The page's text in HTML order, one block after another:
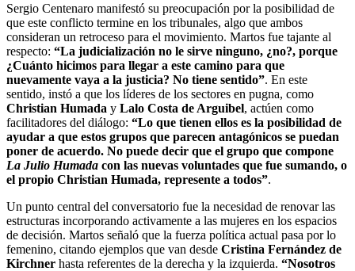
Sergio Centenaro manifestó su preocupación por la posibilidad de
que este conflicto termine en los tribunales, algo que ambos
consideran un retroceso para el movimiento. Martos fue tajante al
respecto: “La judicialización no le sirve ninguno, ¿no?, porque
¿Cuánto hicimos para llegar a este camino para que
nuevamente vaya a la justicia? No tiene sentido”. En este
sentido, instó a que los líderes de los sectores en pugna, como
Christian Humada y Lalo Costa de Arguibel, actúen como
facilitadores del diálogo: “Lo que tienen ellos es la posibilidad de
ayudar a que estos grupos que parecen antagónicos se puedan
poner de acuerdo. No puede decir que el grupo que compone
La Julio Humada con las nuevas voluntades que fue sumando, o
el propio Christian Humada, represente a todos”.
Un punto central del conversatorio fue la necesidad de renovar las
estructuras incorporando activamente a las mujeres en los espacios
de decisión. Martos señaló que la fuerza política actual pasa por lo
femenino, citando ejemplos que van desde Cristina Fernández de
Kirchner hasta referentes de la derecha y la izquierda. “Nosotros